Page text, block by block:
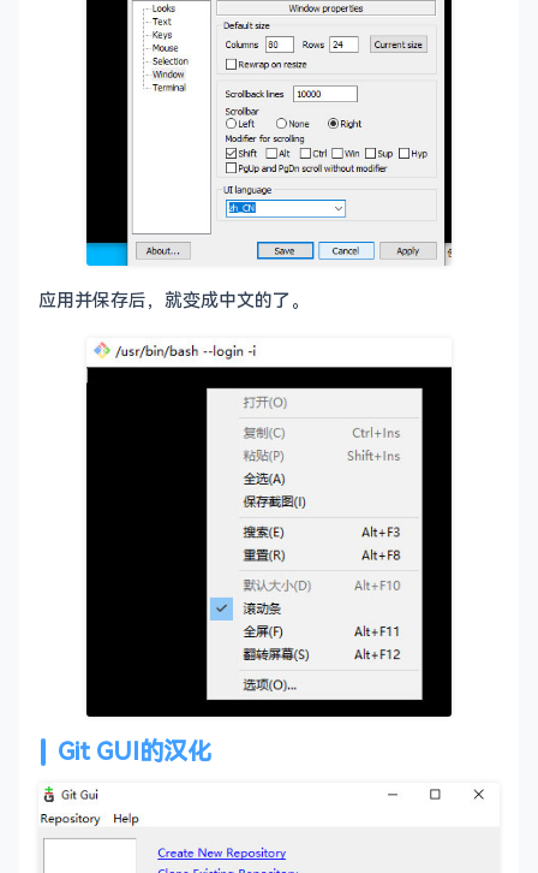
应用并保存后，就变成中文的了。
Git GUI的汉化